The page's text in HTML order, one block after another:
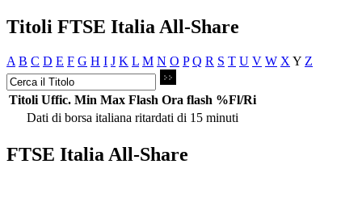
Titoli FTSE Italia All-Share
A B C D E F G H I J K L M N O P Q R S T U V W X Y Z
Titoli Uffic. Min Max Flash Ora flash %Fl/Ri
Dati di borsa italiana ritardati di 15 minuti
FTSE Italia All-Share